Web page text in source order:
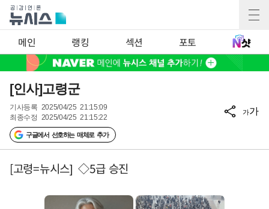
메인 랭킹 섹션 포토
[인사]고령군
기사등록 2025/04/25 21:15:09
최종수정 2025/04/25 21:15:22
구글에서 선호하는 매체로 추가
가가
[고령=뉴시스] ◇5급 승진